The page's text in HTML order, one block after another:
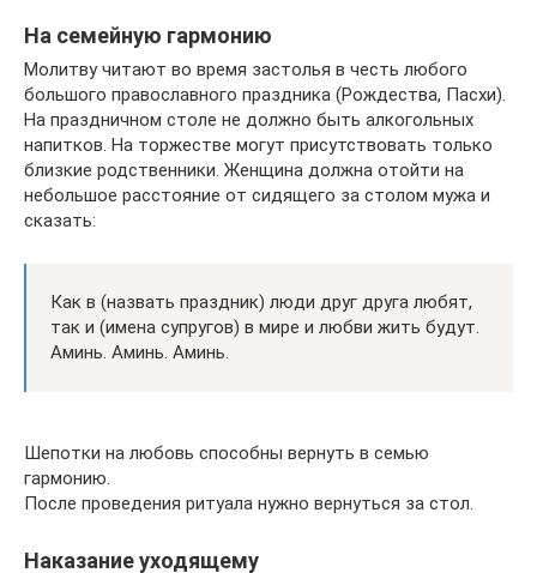
На семейную гармонию
Молитву читают во время застолья в честь любого
большого православного праздника (Рождества, Пасхи).
На праздничном столе не должно быть алкогольных
напитков. На торжестве могут присутствовать только
близкие родственники. Женщина должна отойти на
небольшое расстояние от сидящего за столом мужа и
сказать:
Как в (назвать праздник) люди друг друга любят,
так и (имена супругов) в мире и любви жить будут.
Аминь. Аминь. Аминь.
Шепотки на любовь способны вернуть в семью
гармонию.
После проведения ритуала нужно вернуться за стол.
Наказание уходящему